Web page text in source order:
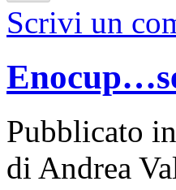
Scrivi un
Pubblicato in
di Andrea